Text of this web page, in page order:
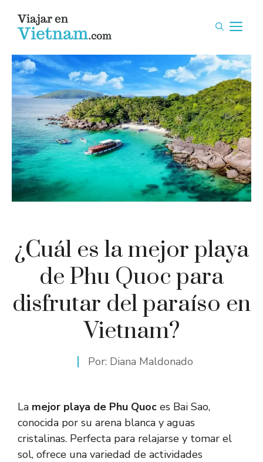
contenido
¿Cuál es la mejor playa
de Phu Quoc para
disfrutar del paraíso en
Vietnam?
Por: Diana Maldonado
La mejor playa de Phu Quoc es Bai Sao,
conocida por su arena blanca y aguas
cristalinas. Perfecta para relajarse y tomar el
sol, ofrece una variedad de actividades